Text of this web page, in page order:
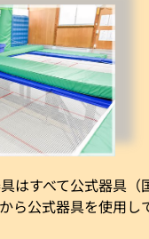
はすべて公式器具（
ら公式器具を使用し